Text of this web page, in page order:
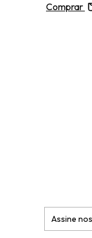
Comprar